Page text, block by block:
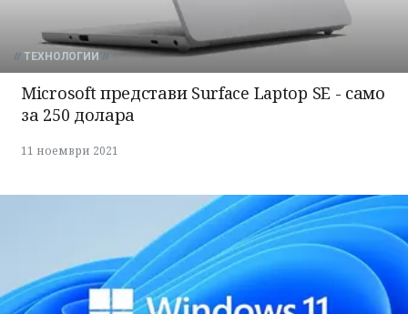
ТЕХНОЛОГИИ
Microsoft представи Surface Laptop SE - само
за 250 долара
11 ноември 2021